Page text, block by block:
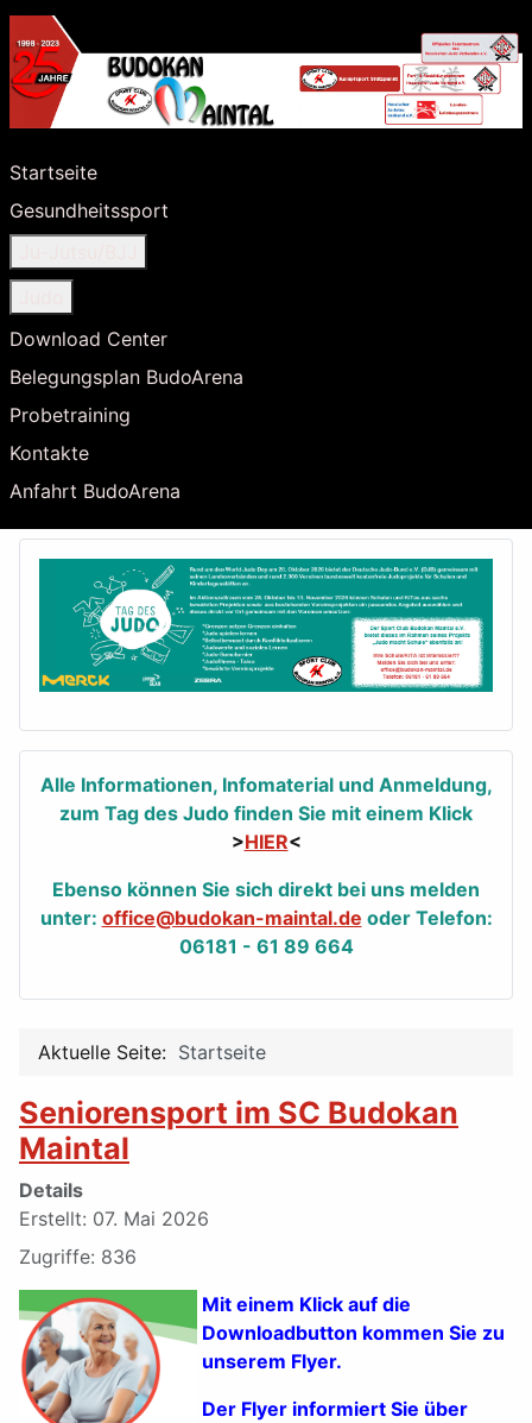
Startseite
Gesundheitssport
Download Center
Belegungsplan BudoArena
Probetraining
Kontakte
Anfahrt BudoArena
Alle Informationen, Infomaterial und Anmeldung,
zum Tag des Judo finden Sie mit einem Klick
>HIER<
Ebenso können Sie sich direkt bei uns melden
unter: office@budokan-maintal.de oder Telefon:
06181 - 61 89 664
Aktuelle Seite: Startseite
Seniorensport im SC Budokan
Maintal
Details
Erstellt: 07. Mai 2026
Zugriffe: 836
Mit einem Klick auf die
Downloadbutton kommen Sie zu
unserem Flyer.
Der Flyer informiert Sie über